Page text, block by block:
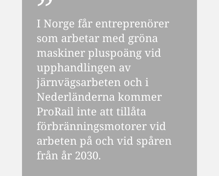
I Norge får entreprenörer
som arbetar med gröna
maskiner pluspoäng vid
upphandlingen av
järnvägsarbeten och i
Nederländerna kommer
ProRail inte att tillåta
förbränningsmotorer vid
arbeten på och vid spåren
från år 2030.